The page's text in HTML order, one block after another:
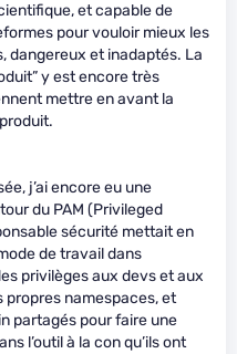
et capable de
pour vouloir mieux les
dangereux et inadaptés. La
y est encore très
mettre en avant la
j’ai encore eu une
du PAM (Privileged
sécurité mettait en
de travail dans
privilèges aux devs et aux
namespaces, et
partagés pour faire une
l’outil à la con qu’ils ont